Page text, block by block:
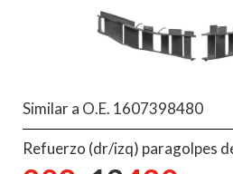
Similar a O.E. 1607398480
Refuerzo (dr/izq) paragolpes